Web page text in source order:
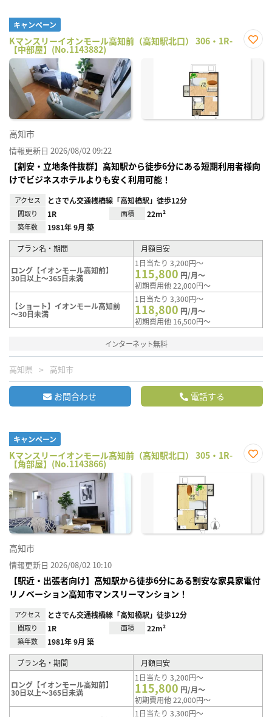
キャンペーン
Kマンスリーイオンモール高知前（高知駅北口） 306・1R-
【中部屋】(No.1143882)
に入
高知市
情報更新日 2026/08/02 09:22
【割安・立地条件抜群】高知駅から徒歩6分にある短期利用者様向
けでビジネスホテルよりも安く利用可能！
アクセス とさでん交通桟橋線「高知橋駅」徒歩12分
間取り 1R 面積 22m²
築年数 1981年 9月 築
プラン名・期間 月額目安
ロング【イオンモール高知前】
30日以上～365日未満
1日当たり 3,200円～
115,800 円/月～
初期費用他 22,000円～
【ショート】イオンモール高知前
～30日未満
1日当たり 3,300円～
118,800 円/月～
初期費用他 16,500円～
インターネット無料
高知県 高知市
お問合わせ 電話する
キャンペーン
Kマンスリーイオンモール高知前（高知駅北口） 305・1R-
【角部屋】(No.1143866)
に入
高知市
情報更新日 2026/08/02 10:10
【駅近・出張者向け】高知駅から徒歩6分にある割安な家具家電付
リノベーション高知市マンスリーマンション！
アクセス とさでん交通桟橋線「高知橋駅」徒歩12分
間取り 1R 面積 22m²
築年数 1981年 9月 築
プラン名・期間 月額目安
ロング【イオンモール高知前】
30日以上～365日未満
1日当たり 3,200円～
115,800 円/月～
初期費用他 22,000円～
1日当たり 3,300円～